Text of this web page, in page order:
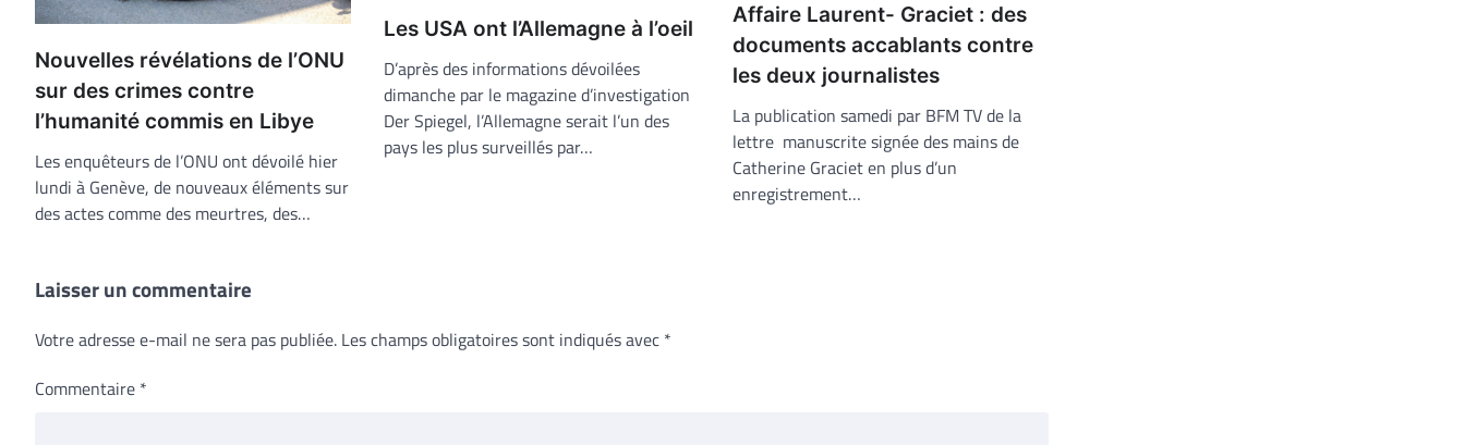
Nouvelles révélations de l’ONU
sur des crimes contre
l’humanité commis en Libye
Les enquêteurs de l’ONU ont dévoilé hier
lundi à Genève, de nouveaux éléments sur
des actes comme des meurtres, des…
Les USA ont l’Allemagne à l’oeil
D’après des informations dévoilées
dimanche par le magazine d’investigation
Der Spiegel, l’Allemagne serait l’un des
pays les plus surveillés par…
Affaire Laurent- Graciet : des
documents accablants contre
les deux journalistes
La publication samedi par BFM TV de la
lettre manuscrite signée des mains de
Catherine Graciet en plus d’un
enregistrement…
Laisser un commentaire
Votre adresse e-mail ne sera pas publiée. Les champs obligatoires sont indiqués avec *
Commentaire *